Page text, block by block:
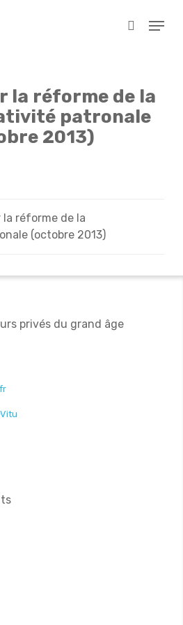
search
Menu
la réforme de la
patronale
2013)
la réforme de la
(octobre 2013)